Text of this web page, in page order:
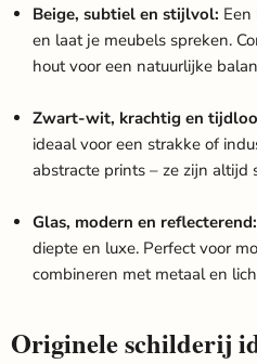
Beige, subtiel en stijlvol:
en laat je meubels spreken.
hout voor een natuurlijke
Zwart-wit, krachtig en
ideaal voor een strakke of
abstracte prints – ze zijn altijd
Glas, modern en reflecterend:
diepte en luxe. Perfect voor
combineren met metaal en
Originele schilderij